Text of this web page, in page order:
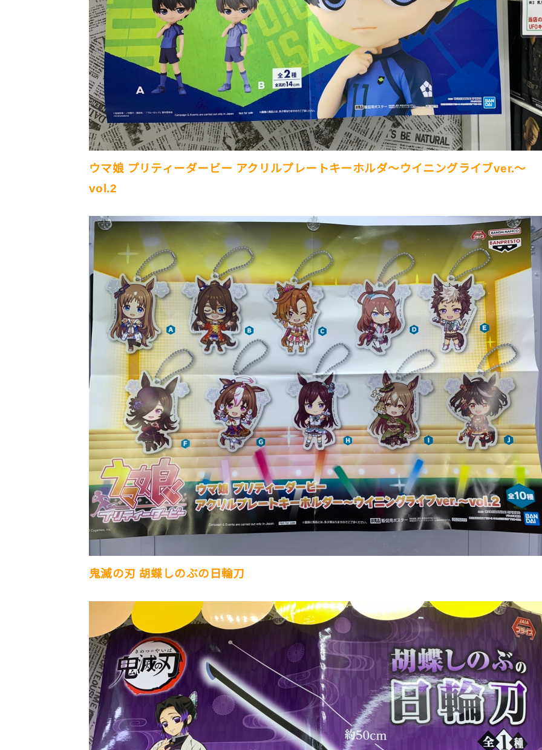
ウマ娘 プリティーダービー アクリルプレートキーホルダ〜ウイニングライブver.〜
vol.2
鬼滅の刃 胡蝶しのぶの日輪刀